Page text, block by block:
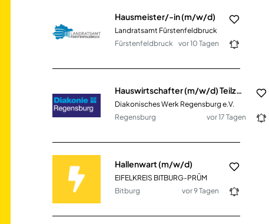
Hausmeister/-in (m/w/d)
Landratsamt Fürstenfeldbruck
Fürstenfeldbruck
vor 10 Tagen
Hauswirtschafter (m/w/d) Teilzeit
Diakonisches Werk Regensburg e.V.
Regensburg
vor 17 Tagen
Hallenwart (m/w/d)
EIFELKREIS BITBURG-PRÜM
Bitburg
vor 9 Tagen